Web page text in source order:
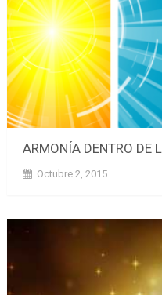
ARMONÍA DENTRO DE
Octubre 2, 2015